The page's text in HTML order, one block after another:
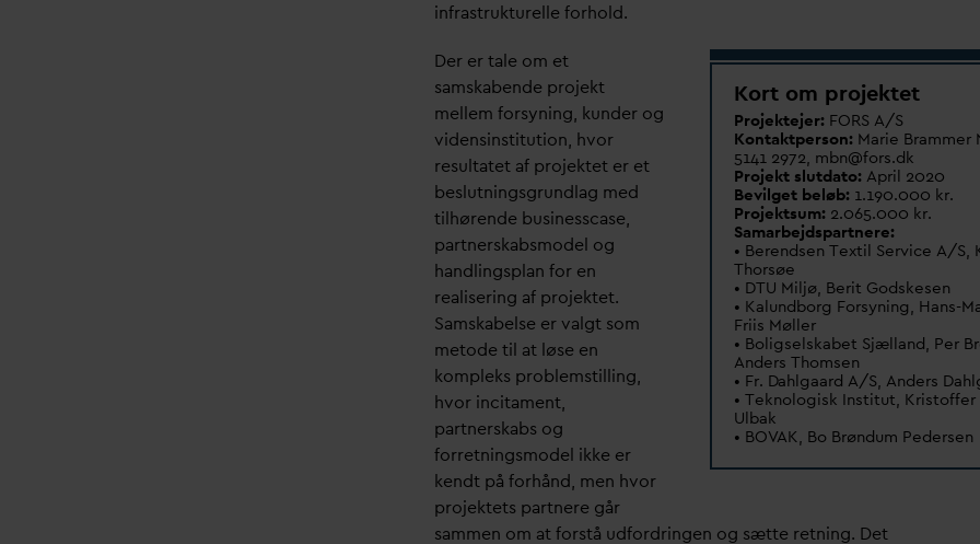
infrastrukturelle forhold.
Kort om projektet
Projektejer:FORS A/S
Kontaktperson:Marie Brammer
5141 2972, mbn@fors.dk
Projekt slutdato:April 2020
Bevilget beløb:1.190.000 kr.
Projektsum:2.065.000 kr.
Samarbejdspartnere:
• Berendsen Textil Service A/S,
Thorsøe
• DTU Miljø, Berit Godskesen
• Kalundborg Forsyning, Hans-
Friis Møller
• Boligselskabet Sjælland, Per
Anders Thomsen
• Fr. Dahlgaard A/S, Anders D
• Teknologisk Institut, Kristoffer
Ulbak
• BOVAK, Bo Brøndum Pedersen
Der er tale om et
samskabende projekt
mellem forsyning, kunder og
vidensinstitution, hvor
resultatet af projektet er et
beslutningsgrundlag med
tilhørende businesscase,
partnerskabsmodel og
handlingsplan for en
realisering af projektet.
Samskabelse er valgt som
metode til at løse en
kompleks problemstilling,
hvor incitament,
partnerskabs og
forretningsmodel ikke er
kendt på forhånd, men hvor
projektets partnere går
sammen om at forstå udfordringen og sætte retning. Det